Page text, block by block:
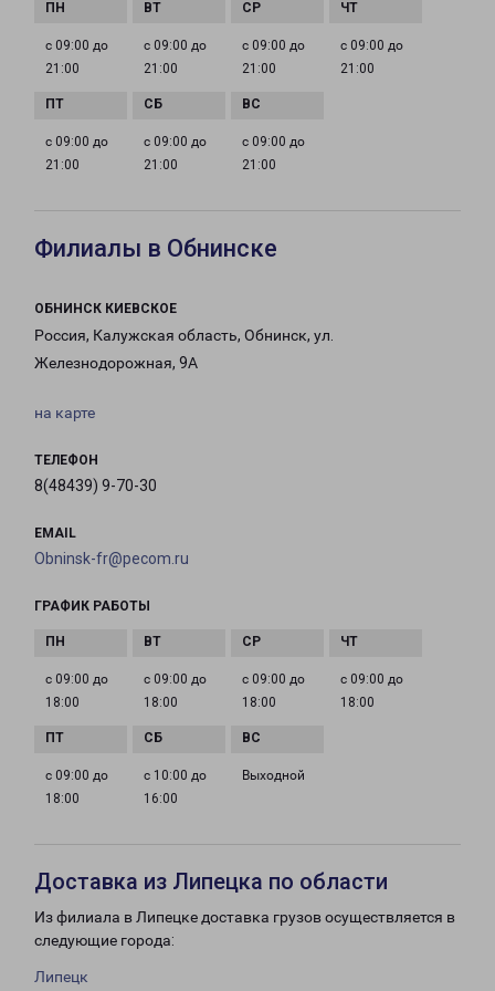
с 09:00 до
21:00
с 09:00 до
21:00
с 09:00 до
21:00
с 09:00 до
21:00
с 09:00 до
21:00
с 09:00 до
21:00
с 09:00 до
21:00
Филиалы в Обнинске
ОБНИНСК КИЕВСКОЕ
Россия, Калужская область, Обнинск, ул.
Железнодорожная, 9А
на карте
ТЕЛЕФОН
8(48439) 9-70-30
EMAIL
Obninsk-fr@pecom.ru
ГРАФИК РАБОТЫ
с 09:00 до
18:00
с 09:00 до
18:00
с 09:00 до
18:00
с 09:00 до
18:00
с 09:00 до
18:00
с 10:00 до
16:00
Выходной
Доставка из Липецка по области
Из филиала в Липецке доставка грузов осуществляется в
следующие города:
Липецк